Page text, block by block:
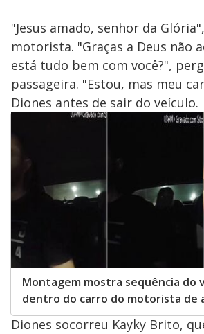
"Jesus amado, senhor da
motorista. "Graças a Deus não
está tudo bem com você?",
passageira. "Estou, mas meu
Diones antes de sair do veículo.
Montagem mostra sequência do
dentro do carro do motorista de
Diones socorreu Kayky Brito,